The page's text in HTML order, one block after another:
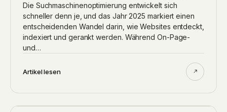
Die Suchmaschinenoptimierung entwickelt sich
schneller denn je, und das Jahr 2025 markiert einen
entscheidenden Wandel darin, wie Websites entdeckt,
indexiert und gerankt werden. Während On-Page-
und…
Artikel lesen